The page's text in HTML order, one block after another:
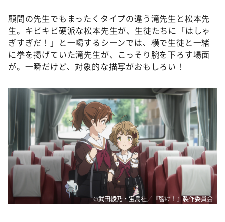
顧問の先生でもまったくタイプの違う滝先生と松本先
生。キビキビ硬派な松本先生が、生徒たちに「はしゃ
ぎすぎだ！」と一喝するシーンでは、横で生徒と一緒
に拳を掲げていた滝先生が、こっそり腕を下ろす場面
が。一瞬だけど、対象的な描写がおもしろい！
©武田綾乃・宝島社／『響け！』製作委員会